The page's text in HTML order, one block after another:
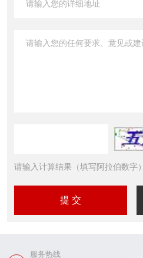
请输入计算结果（填写阿拉伯数字
服务热线